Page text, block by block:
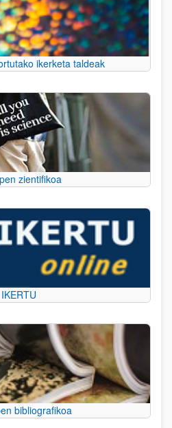
ikerketa taldeak
zientifikoa
IKERTU
bibliografikoa